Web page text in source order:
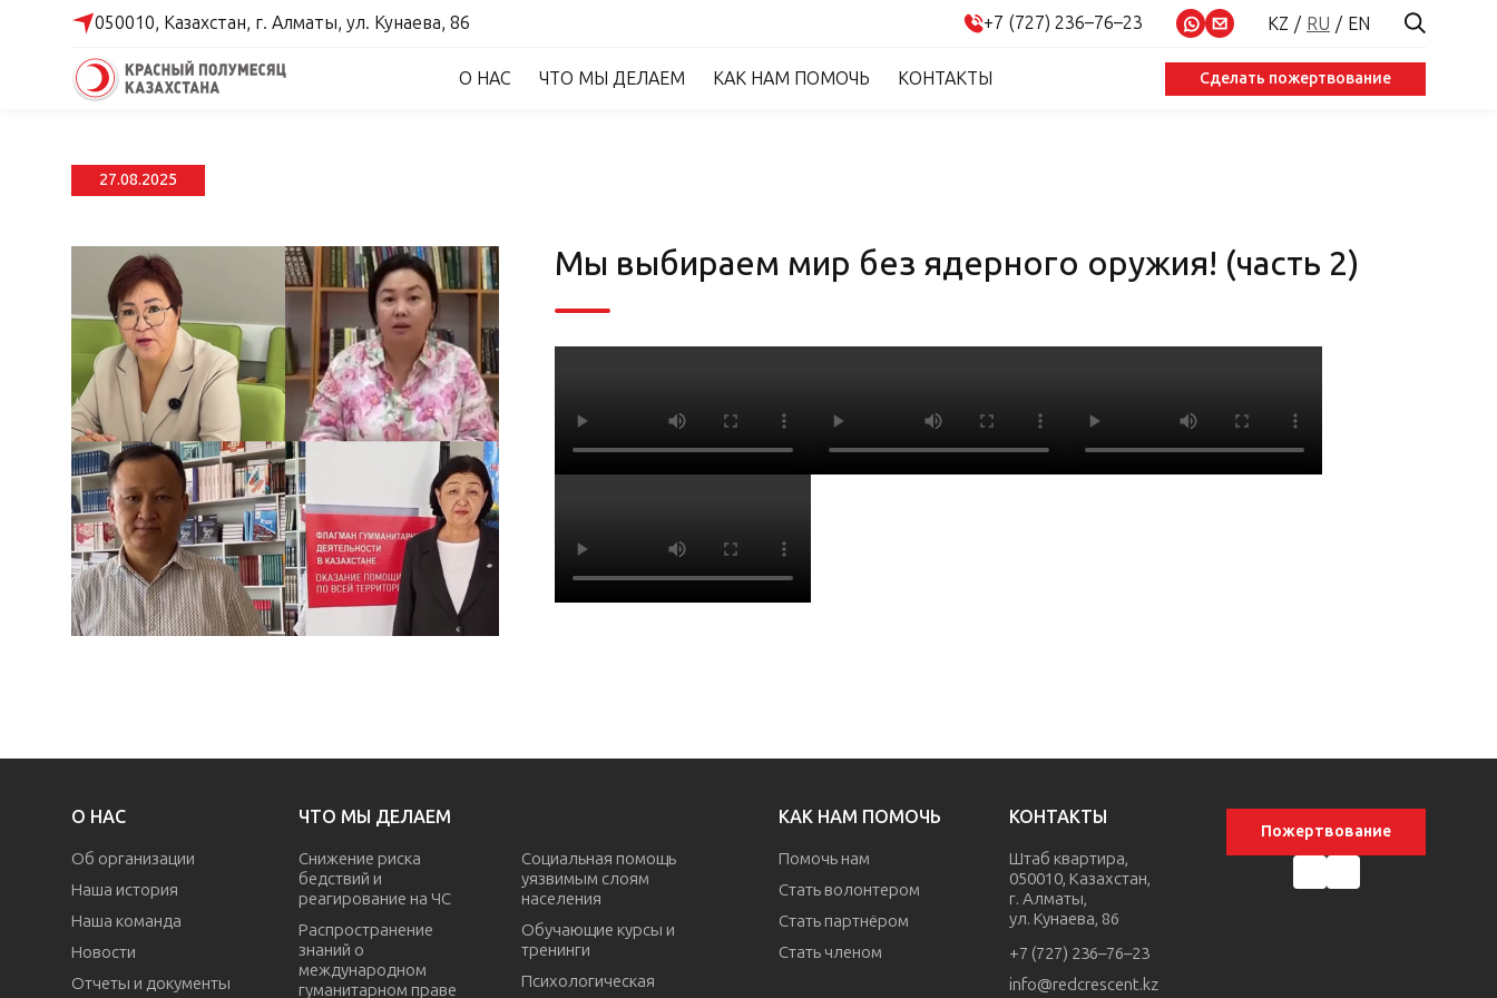
050010, Казахстан, г. Алматы, ул. Кунаева, 86 +7 (727) 236–76–23 KZ RU EN
О НАС ЧТО МЫ ДЕЛАЕМ КАК НАМ ПОМОЧЬ КОНТАКТЫ Сделать пожертвование
27.08.2025
Мы выбираем мир без ядерного оружия! (часть 2)
О НАС
Об организации
Наша история
Наша команда
Новости
Отчеты и документы
ЧТО МЫ ДЕЛАЕМ
Снижение риска
бедствий и
реагирование на ЧС
Распространение
знаний о
международном
гуманитарном праве
Социальная помощь
уязвимым слоям
населения
Обучающие курсы и
тренинги
Психологическая
КАК НАМ ПОМОЧЬ
Помочь нам
Стать волонтером
Стать партнёром
Стать членом
КОНТАКТЫ
Штаб квартира,
050010, Казахстан,
г. Алматы,
ул. Кунаева, 86
+7 (727) 236–76–23
info@redcrescent.kz
Пожертвование